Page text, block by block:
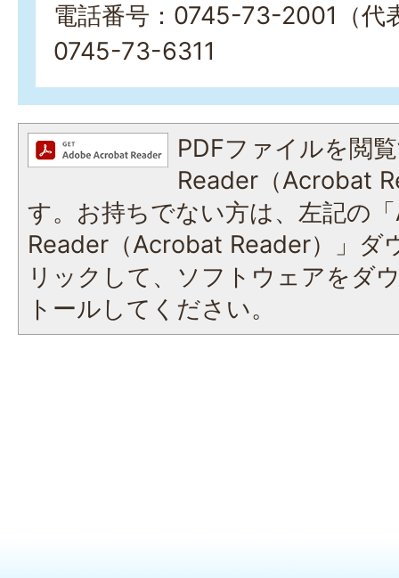
電話番号：0745-73-2001（
0745-73-6311
PDFファイルを閲
Reader（Acrobat
す。お持ちでない方は、左記の
Reader（Acrobat Reader）」ダ
リックして、ソフトウェアをダ
トールしてください。